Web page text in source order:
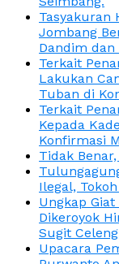
Tasyakuran
Jombang
Dandim dan
Terkait
Lakukan
Tuban di
Terkait
Kepada
Konfirmasi
Tidak
Ilegal,
Ungkap
Dikeroyok
Sugit
Upacara